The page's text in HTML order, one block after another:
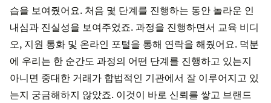
습을 보여줬어요. 처음 몇 단계를 진행하는 동안 놀라운 인
내심과 진실성을 보여주었죠. 과정을 진행하면서 교육 비디
오, 지원 통화 및 온라인 포털을 통해 연락을 해줬어요. 덕분
에 우리는 한 순간도 과정의 어떤 단계를 진행하고 있는지
아니면 중대한 거래가 합법적인 기관에서 잘 이루어지고 있
는지 궁금해하지 않았죠. 이것이 바로 신뢰를 쌓고 브랜드